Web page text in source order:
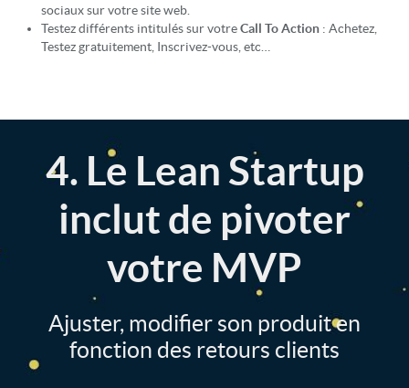
sociaux sur votre site web.
Testez différents intitulés sur votreCall To Action : Achetez,
Testez gratuitement, Inscrivez-vous, etc…
4. Le Lean Startup
inclut de pivoter
votre MVP
Ajuster, modifier son produit en
fonction des retours clients